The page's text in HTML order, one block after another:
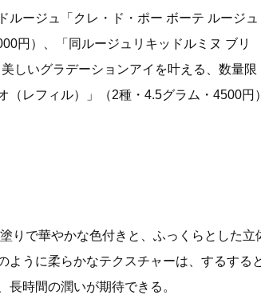
ージュ「クレ・ド・ポー ボーテ ルージュ
円）、「同ルージュリキッドルミヌ ブリ
しいグラデーションアイを叶える、数量限
レフィル）」（2種・4.5グラム・4500円）
りで華やかな色付きと、ふっくらとした立
ように柔らかなテクスチャーは、するする
長時間の潤いが期待できる。